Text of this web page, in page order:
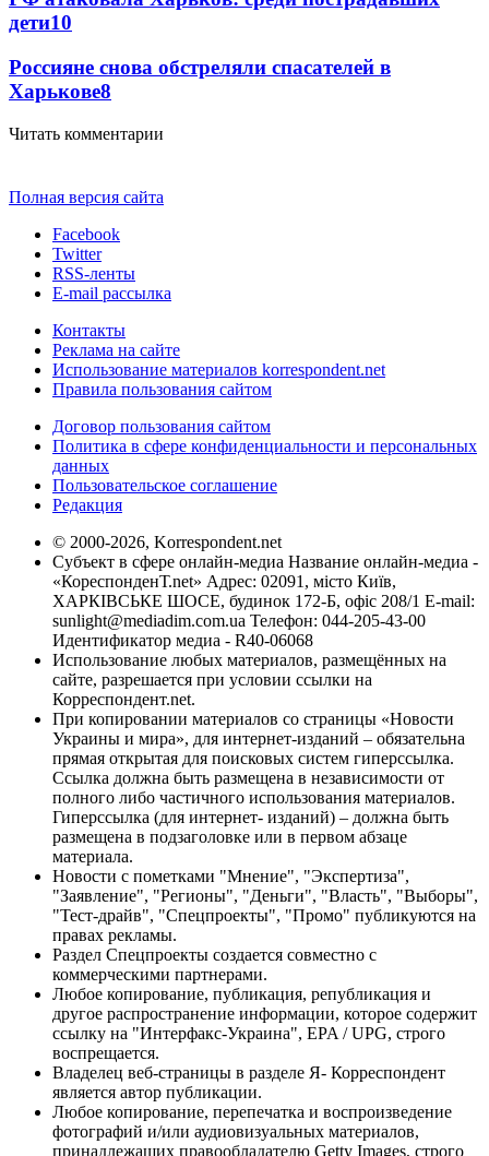
дети10
Россияне снова обстреляли спасателей в
Харькове8
Читать комментарии
Полная версия сайта
Facebook
Twitter
RSS-ленты
E-mail рассылка
Контакты
Реклама на сайте
Использование материалов korrespondent.net
Правила пользования сайтом
Договор пользования сайтом
Политика в сфере конфиденциальности и персональных
данных
Пользовательское соглашение
Редакция
© 2000-2026, Korrespondent.net
Субъект в сфере онлайн-медиа Название онлайн-медиа -
«КореспонденТ.net» Адрес: 02091, місто Київ,
ХАРКІВСЬКЕ ШОСЕ, будинок 172-Б, офіс 208/1 E-mail:
sunlight@mediadim.com.ua Телефон: 044-205-43-00
Идентификатор медиа - R40-06068
Использование любых материалов, размещённых на
сайте, разрешается при условии ссылки на
Корреспондент.net.
При копировании материалов со страницы «Новости
Украины и мира», для интернет-изданий – обязательна
прямая открытая для поисковых систем гиперссылка.
Ссылка должна быть размещена в независимости от
полного либо частичного использования материалов.
Гиперссылка (для интернет- изданий) – должна быть
размещена в подзаголовке или в первом абзаце
материала.
Новости с пометками "Мнение", "Экспертиза",
"Заявление", "Регионы", "Деньги", "Власть", "Выборы",
"Тест-драйв", "Спецпроекты", "Промо" публикуются на
правах рекламы.
Раздел Спецпроекты создается совместно с
коммерческими партнерами.
Любое копирование, публикация, републикация и
другое распространение информации, которое содержит
ссылку на "Интерфакс-Украина", EPA / UPG, строго
воспрещается.
Владелец веб-страницы в разделе Я- Корреспондент
является автор публикации.
Любое копирование, перепечатка и воспроизведение
фотографий и/или аудиовизуальных материалов,
принадлежащих правообладателю Getty Images, строго